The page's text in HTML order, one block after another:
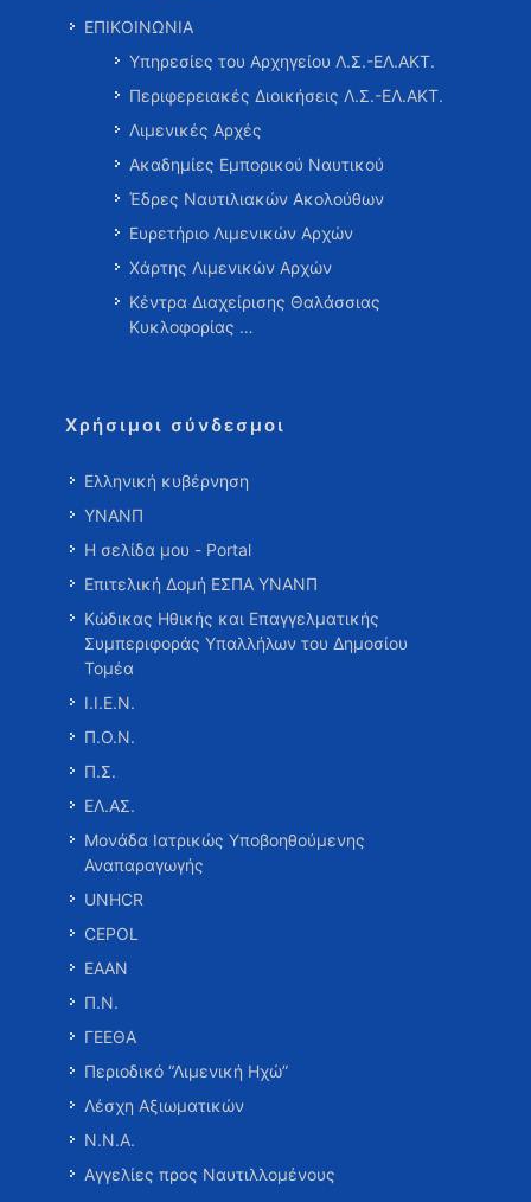
ΕΠΙΚΟΙΝΩΝΙΑ
Υπηρεσίες του Αρχηγείου Λ.Σ.-ΕΛ.ΑΚΤ.
Περιφερειακές Διοικήσεις Λ.Σ.-ΕΛ.ΑΚΤ.
Λιμενικές Αρχές
Ακαδημίες Εμπορικού Ναυτικού
Έδρες Ναυτιλιακών Ακολούθων
Ευρετήριο Λιμενικών Αρχών
Χάρτης Λιμενικών Αρχών
Κέντρα Διαχείρισης Θαλάσσιας
Κυκλοφορίας …
Χρήσιμοι σύνδεσμοι
Ελληνική κυβέρνηση
ΥΝΑΝΠ
Η σελίδα μου - Portal
Επιτελική Δομή ΕΣΠΑ ΥΝΑΝΠ
Κώδικας Ηθικής και Επαγγελματικής
Συμπεριφοράς Υπαλλήλων του Δημοσίου
Τομέα
Ι.Ι.Ε.Ν.
Π.Ο.Ν.
Π.Σ.
ΕΛ.ΑΣ.
Μονάδα Ιατρικώς Υποβοηθούμενης
Αναπαραγωγής
UNHCR
CEPOL
ΕΑΑΝ
Π.Ν.
ΓΕΕΘΑ
Περιοδικό “Λιμενική Ηχώ”
Λέσχη Αξιωματικών
Ν.Ν.Α.
Αγγελίες προς Ναυτιλλομένους